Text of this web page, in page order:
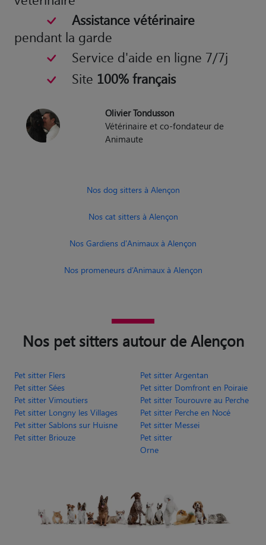
Assistance vétérinaire
pendant la garde
Service d'aide en ligne 7/7j
Site 100% français
Olivier Tondusson
Vétérinaire et co-fondateur de
Animaute
Nos dog sitters à Alençon
Nos cat sitters à Alençon
Nos Gardiens d'Animaux à Alençon
Nos promeneurs d’Animaux à Alençon
Nos pet sitters autour de Alençon
Pet sitter Flers
Pet sitter Argentan
Pet sitter Sées
Pet sitter Domfront en Poiraie
Pet sitter Vimoutiers
Pet sitter Tourouvre au Perche
Pet sitter Longny les Villages
Pet sitter Perche en Nocé
Pet sitter Sablons sur Huisne
Pet sitter Messei
Pet sitter Briouze
Pet sitter
Orne